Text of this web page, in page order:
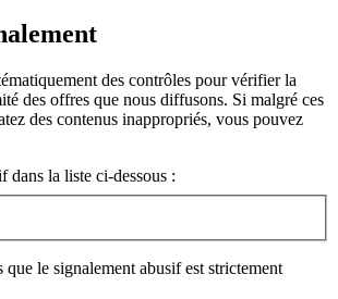
des contrôles pour vérifier la
des offres que nous diffusons. Si malgré ces
des contenus inappropriés, vous pouvez
dans la liste ci-dessous :
le signalement abusif est strictement